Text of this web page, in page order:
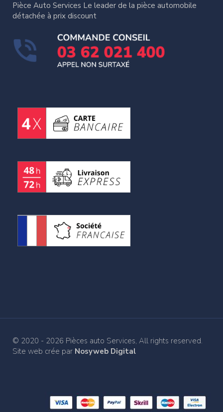
Pièce Auto Services Le leader de la pièce automobile
détachée à prix discount
© 2020 - 2026 Pièces auto Services, All rights reserved.
Site web crée par Nosyweb Digital